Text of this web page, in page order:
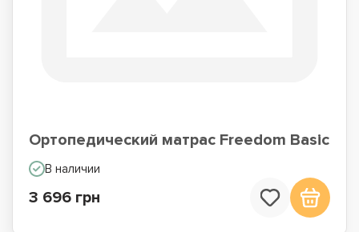
Ортопедический матрас Freedom Basic
В наличии
3 696 грн